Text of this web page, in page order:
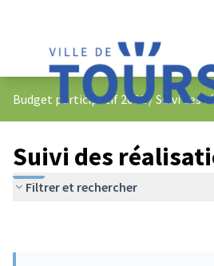
Budget participatif 2022/Suivi des
Suivi des
Filtrer et rechercher